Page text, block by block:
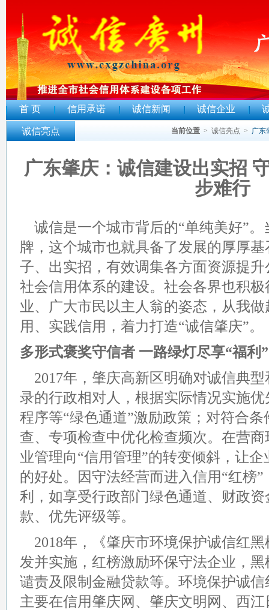
首 页 信用承诺 诚信新闻 诚信企业
诚信亮点 当前位置 > 诚信亮点 > 广东
广东肇庆：诚信建设出实招
步难行
诚信是一个城市背后的“单纯美好”。
牌，这个城市也就具备了发展的厚厚
子、出实招，有效调集各方面资源提
社会信用体系的建设。社会各界也积
业、广大市民以主人翁的姿态，从我
用、实践信用，着力打造“诚信肇庆”。
多形式褒奖守信者 一路绿灯尽享“福利”
2017年，肇庆高新区明确对诚信典
录的行政相对人，根据实际情况实施
程序等“绿色通道”激励政策；对符合
查、专项检查中优化检查频次。在营
业管理向“信用管理”的转变倾斜，让
的好处。因守法经营而进入信用“红榜
利，如享受行政部门绿色通道、财政
款、优先评级等。
2018年，《肇庆市环境保护诚信红
发并实施，红榜激励环保守法企业，
谴责及限制金融贷款等。环境保护诚
主要在信用肇庆网、肇庆文明网、西